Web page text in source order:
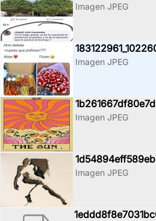
Imagen JPEG
Imagen JPEG
Imagen JPEG
Imagen JPEG